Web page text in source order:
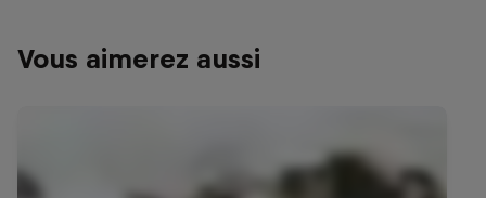
Vous aimerez aussi